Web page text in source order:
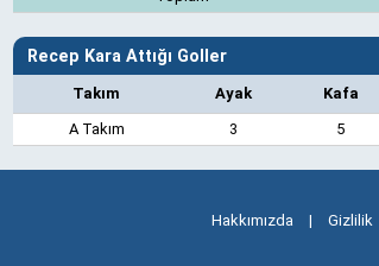
Recep Kara Attığı Goller
Takım Ayak Kafa
A Takım
3 5
Hakkımızda | Gizlilik